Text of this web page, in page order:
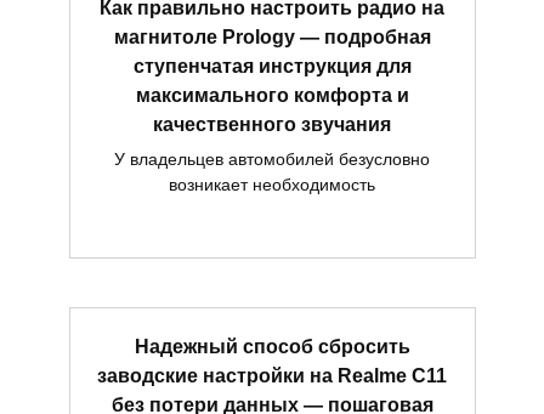
Как правильно настроить радио на
магнитоле Prology — подробная
ступенчатая инструкция для
максимального комфорта и
качественного звучания
У владельцев автомобилей безусловно
возникает необходимость
Надежный способ сбросить
заводские настройки на Realme C11
без потери данных — пошаговая